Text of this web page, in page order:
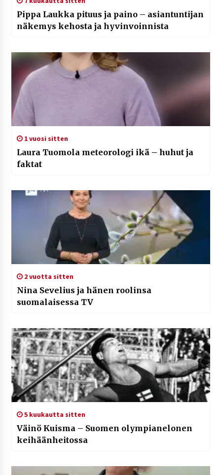
Pippa Laukka pituus ja paino – asiantuntijan
näkemys kehosta ja hyvinvoinnista
1 vuosi sitten
Laura Tuomola meteorologi ikä – huhut ja
faktat
2 vuotta sitten
Nina Sevelius ja hänen roolinsa
suomalaisessa TV
5 kuukautta sitten
Väinö Kuisma – Suomen olympianelonen
keihäänheitossa